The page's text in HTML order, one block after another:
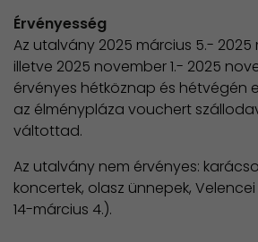
Érvényesség
Az utalvány 2025 március 5.- 2025
illetve 2025 november 1.- 2025
érvényes hétköznap és hétvégén
az élménypláza vouchert
váltottad.
Az utalvány nem érvényes:
koncertek, olasz ünnepek,
14-március 4.).